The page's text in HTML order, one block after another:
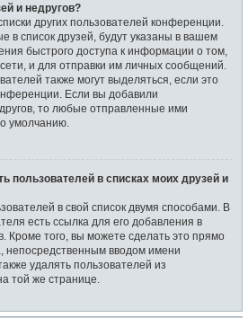
и недругов?
других пользователей конференции.
в список друзей, будут указаны в вашем
быстрого доступа к информации о том,
и для отправки им личных сообщений.
также могут выделяться, если это
Если вы добавили
то любые отправленные ими
умолчанию.
пользователей в списках моих друзей и
в свой список двумя способами. В
есть ссылка для его добавления в
Кроме того, вы можете сделать это прямо
непосредственным вводом имени
удалять пользователей из
той же странице.